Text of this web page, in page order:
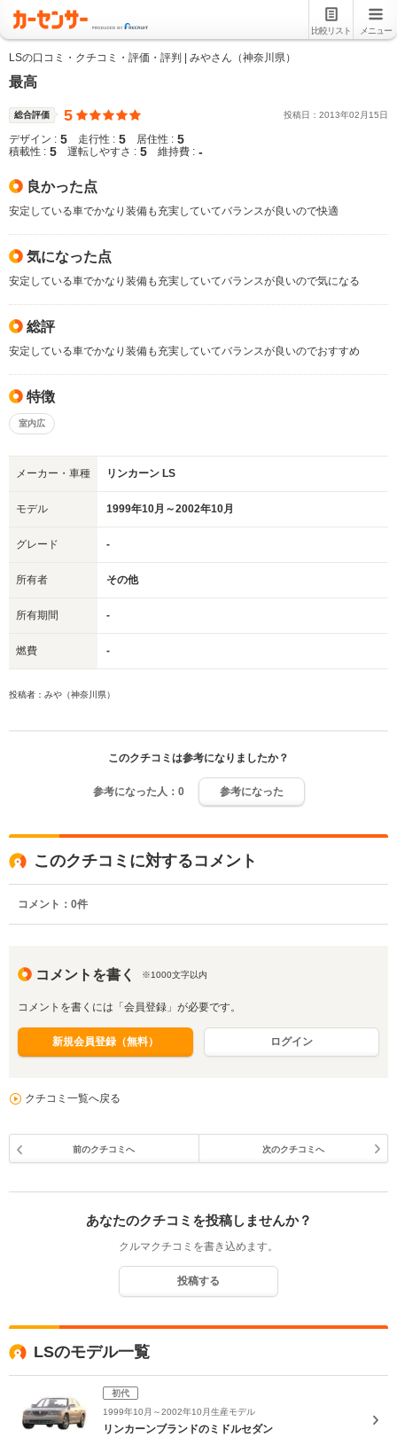
比較リスト メニュー
LSの口コミ・クチコミ・評価・評判 | みやさん（神奈川県）
最高
総合評価 5 投稿日： 2013年02 月 15日
デザイン : 5 走行性 : 5 居住性 : 5
積載性 : 5 運転しやすさ : 5 維持費 : -
良かった点
安定している車でかなり装備も充実していてバランスが良いので快適
気になった点
安定している車でかなり装備も充実していてバランスが良いので気になる
総評
安定している車でかなり装備も充実していてバランスが良いのでおすすめ
特徴
室内広
メーカー・車種 リンカーン LS
モデル 1999年10月～2002年10月
グレード -
所有者 その他
所有期間 -
燃費 -
投稿者：みや（神奈川県）
このクチコミは参考になりましたか？
参考になった人： 0 参考になった
このクチコミに対するコメント
コメント： 0件
コメントを書く ※1000文字以内
コメントを書くには「会員登録」が必要です。
新規会員登録（無料） ログイン
クチコミ一覧へ戻る
前のクチコミへ 次のクチコミへ
あなたのクチコミを投稿しませんか？
クルマクチコミを書き込めます。
投稿する
LSのモデル一覧
初代
1999年10月～2002年10月生産モデル
リンカーンブランドのミドルセダン